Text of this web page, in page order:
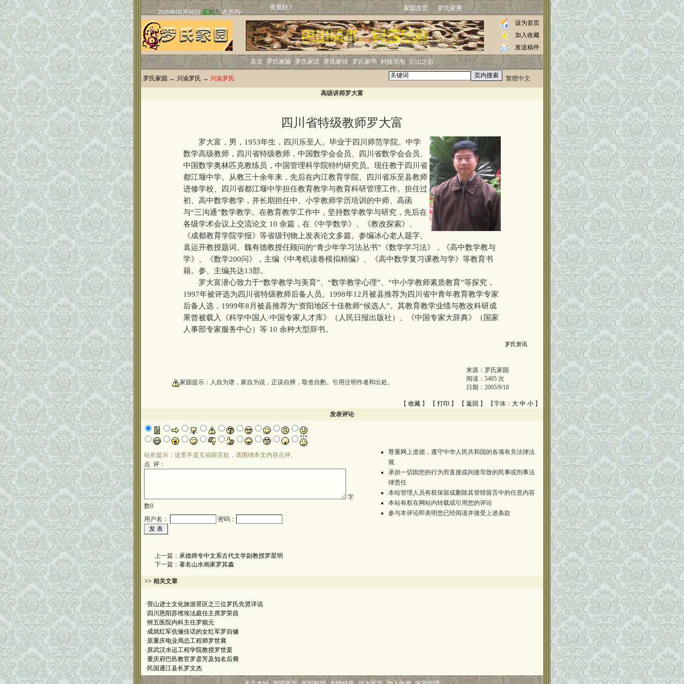
夜里好！ 家园首页 罗氏家乘
设为首页
加入收藏
发送稿件
首页 罗氏家族 罗氏家话 罗氏家传 罗氏家书 科技天地 它山之石
罗氏家园 → 川渝罗氏 → 川渝罗氏 繁體中文
高级讲师罗大富
四川省特级教师罗大富
罗大富，男，1953年生，四川乐至人。毕业于四川师范学院。中学
数学高级教师，四川省特级教师，中国数学会会员、四川省数学会会员、
中国数学奥林匹克教练员，中国管理科学院特约研究员。现任教于四川省
都江堰中学。从教三十余年来，先后在内江教育学院、四川省乐至县教师
进修学校、四川省都江堰中学担任教育教学与教育科研管理工作。担任过
初、高中数学教学，并长期担任中、小学教师学历培训的中师、高函
与“三沟通”数学教学。在教育教学工作中，坚持数学教学与研究，先后在
各级学术会议上交流论文 10 余篇，在《中学数学》、《教改探索》、
《成都教育学院学报》等省级刊物上发表论文多篇。参编冰心老人题字、
袁运开教授题词、魏有德教授任顾问的“青少年学习法丛书”《数学学习法》，《高中数学教与
学》、《数学200问》，主编《中考机读卷模拟精编》、《高中数学复习课教与学》等教育书
籍。参、主编共达13部。
罗大富潜心致力于“数学教学与美育”、“数学教学心理”、“中小学教师素质教育”等探究，
1997年被评选为四川省特级教师后备人员。1998年12月被县推荐为四川省中青年教育教学专家
后备人选，1999年8月被县推荐为“资阳地区十佳教师“候选人”。其教育教学业绩与教改科研成
果曾被载入《科学中国人·中国专家人才库》（人民日报出版社）、《中国专家大辞典》（国家
人事部专家服务中心）等 10 余种大型辞书。
罗氏资讯
家园提示：人自为谱，家自为说，正误自辨，取舍自酌。引用注明作者和出处。
来源： 罗氏家园
阅读： 5405 次
日期： 2005/9/18
【 收藏 】 【 打印 】 【 返回 】 【字体： 大 中 小 】
发表评论
站长提示：这里不是互动留言处，请围绕本文内容点评。
点 评：
字
数0
用户名：
密码：
尊重网上道德，遵守中华人民共和国的各项有关法律法
规
承担一切因您的行为而直接或间接导致的民事或刑事法
律责任
本站管理人员有权保留或删除其管辖留言中的任意内容
本站有权在网站内转载或引用您的评论
参与本评论即表明您已经阅读并接受上述条款
上一篇： 承德师专中文系古代文学副教授罗星明
下一篇： 著名山水画家罗其鑫
>> 相关文章
·营山进士文化旅游景区之三位罗氏先贤详说
· 四川恩阳苏维埃法庭任主席罗荣昌
·卌五医院内科主任罗能元
·成就红军伉俪佳话的女红军罗自镛
·原重庆电业局总工程师罗世襄
·原武汉水运工程学院教授罗世棻
·重庆府巴邑教官罗彦芳及知名后裔
· 民国通江县长罗文杰